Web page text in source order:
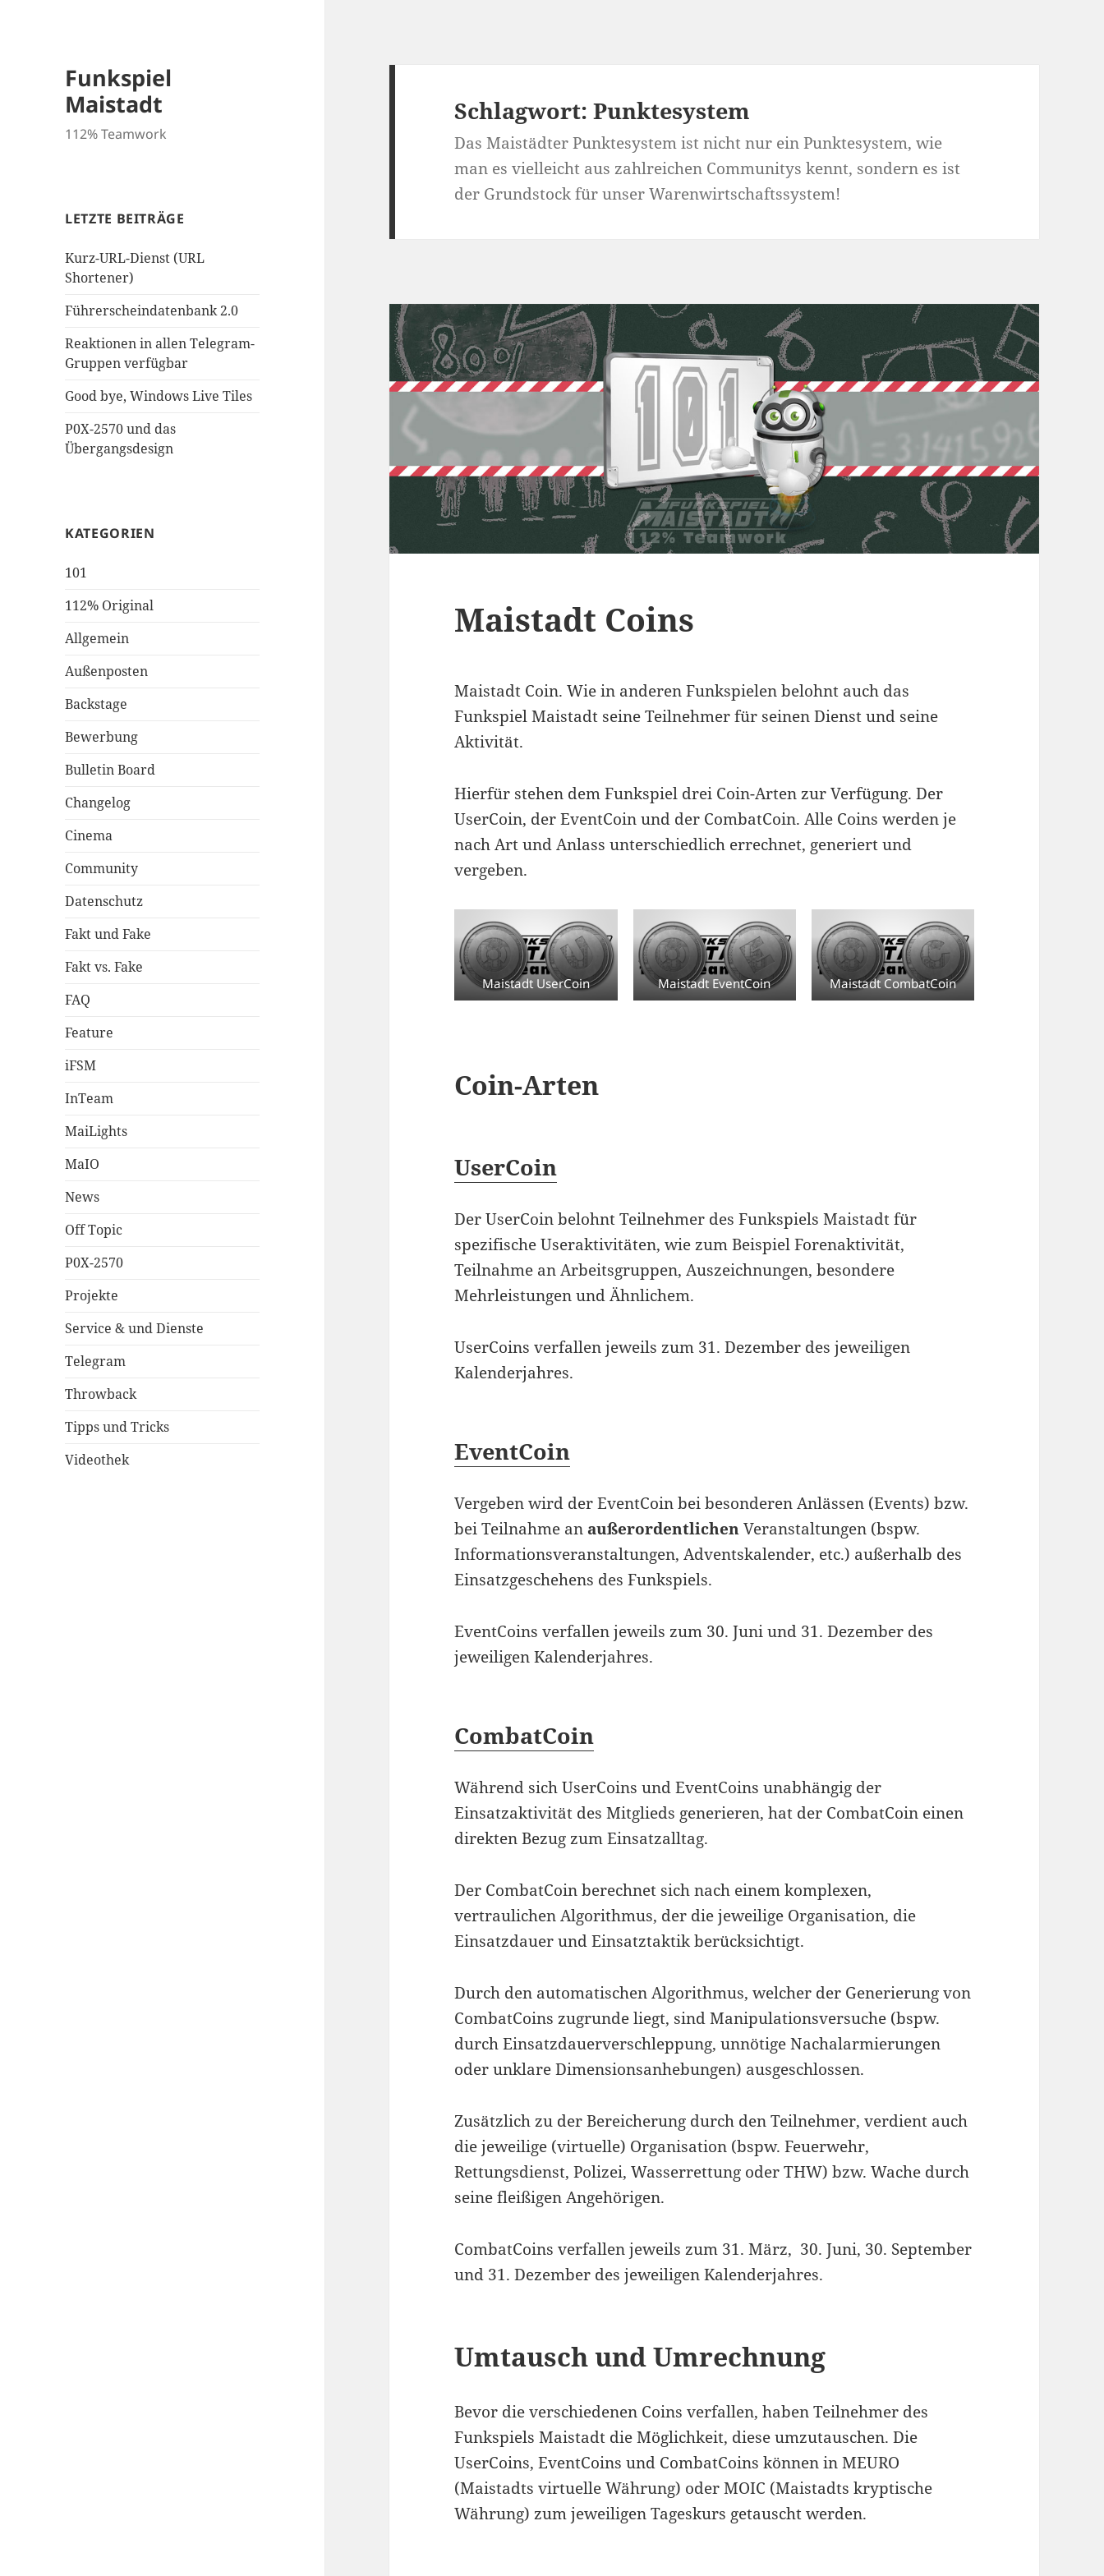
Funkspiel
Maistadt
112% Teamwork
LETZTE BEITRÄGE
Kurz-URL-Dienst (URL
Shortener)
Führerscheindatenbank 2.0
Reaktionen in allen Telegram-
Gruppen verfügbar
Good bye, Windows Live Tiles
P0X-2570 und das
Übergangsdesign
KATEGORIEN
101
112% Original
Allgemein
Außenposten
Backstage
Bewerbung
Bulletin Board
Changelog
Cinema
Community
Datenschutz
Fakt und Fake
Fakt vs. Fake
FAQ
Feature
iFSM
InTeam
MaiLights
MaIO
News
Off Topic
P0X-2570
Projekte
Service & und Dienste
Telegram
Throwback
Tipps und Tricks
Videothek
Schlagwort:Punktesystem
Das Maistädter Punktesystem ist nicht nur ein Punktesystem, wie
man es vielleicht aus zahlreichen Communitys kennt, sondern es ist
der Grundstock für unser Warenwirtschaftssystem!
Maistadt Coins
Maistadt Coin. Wie in anderen Funkspielen belohnt auch das
Funkspiel Maistadt seine Teilnehmer für seinen Dienst und seine
Aktivität.
Hierfür stehen dem Funkspiel drei Coin-Arten zur Verfügung. Der
UserCoin, der EventCoin und der CombatCoin. Alle Coins werden je
nach Art und Anlass unterschiedlich errechnet, generiert und
vergeben.
Maistadt UserCoin Maistadt EventCoin Maistadt CombatCoin
Coin-Arten
UserCoin
Der UserCoin belohnt Teilnehmer des Funkspiels Maistadt für
spezifische Useraktivitäten, wie zum Beispiel Forenaktivität,
Teilnahme an Arbeitsgruppen, Auszeichnungen, besondere
Mehrleistungen und Ähnlichem.
UserCoins verfallen jeweils zum 31. Dezember des jeweiligen
Kalenderjahres.
EventCoin
Vergeben wird der EventCoin bei besonderen Anlässen (Events) bzw.
bei Teilnahme an außerordentlichenVeranstaltungen (bspw.
Informationsveranstaltungen, Adventskalender, etc.) außerhalb des
Einsatzgeschehens des Funkspiels.
EventCoins verfallen jeweils zum 30. Juni und 31. Dezember des
jeweiligen Kalenderjahres.
CombatCoin
Während sich UserCoins und EventCoins unabhängig der
Einsatzaktivität des Mitglieds generieren, hat der CombatCoin einen
direkten Bezug zum Einsatzalltag.
Der CombatCoin berechnet sich nach einem komplexen,
vertraulichen Algorithmus, der die jeweilige Organisation, die
Einsatzdauer und Einsatztaktik berücksichtigt.
Durch den automatischen Algorithmus, welcher der Generierung von
CombatCoins zugrunde liegt, sind Manipulationsversuche (bspw.
durch Einsatzdauerverschleppung, unnötige Nachalarmierungen
oder unklare Dimensionsanhebungen) ausgeschlossen.
Zusätzlich zu der Bereicherung durch den Teilnehmer, verdient auch
die jeweilige (virtuelle) Organisation (bspw. Feuerwehr,
Rettungsdienst, Polizei, Wasserrettung oder THW) bzw. Wache durch
seine fleißigen Angehörigen.
CombatCoins verfallen jeweils zum 31. März, 30. Juni, 30. September
und 31. Dezember des jeweiligen Kalenderjahres.
Umtausch und Umrechnung
Bevor die verschiedenen Coins verfallen, haben Teilnehmer des
Funkspiels Maistadt die Möglichkeit, diese umzutauschen. Die
UserCoins, EventCoins und CombatCoins können in MEURO
(Maistadts virtuelle Währung) oder MOIC (Maistadts kryptische
Währung) zum jeweiligen Tageskurs getauscht werden.